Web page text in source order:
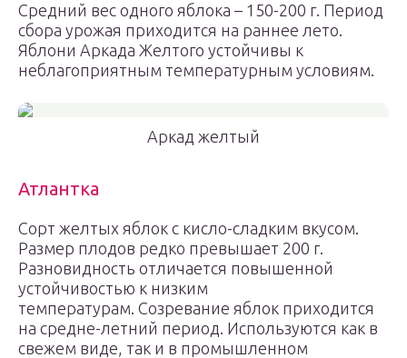
Средний вес одного яблока – 150-200 г. Период
сбора урожая приходится на раннее лето.
Яблони Аркада Желтого устойчивы к
неблагоприятным температурным условиям.
Аркад желтый
Атлантка
Сорт желтых яблок с кисло-сладким вкусом.
Размер плодов редко превышает 200 г.
Разновидность отличается повышенной
устойчивостью к низким
температурам. Созревание яблок приходится
на средне-летний период. Используются как в
свежем виде, так и в промышленном